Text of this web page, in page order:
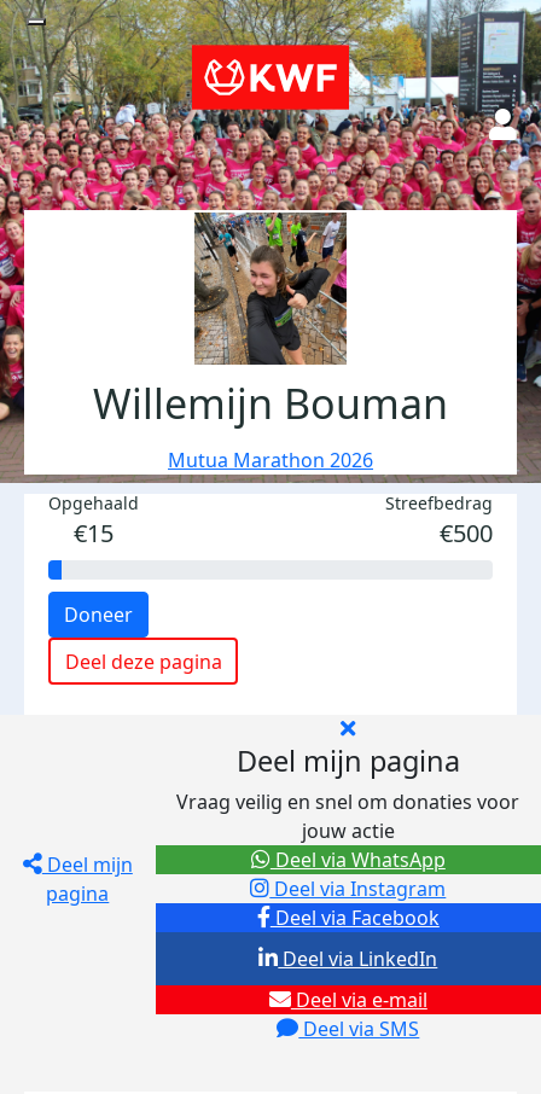
Willemijn Bouman
Mutua Marathon 2026
Opgehaald
€15
Streefbedrag
€500
Doneer
Deel deze pagina
Deel mijn
pagina
Deel mijn pagina
Vraag veilig en snel om donaties voor
jouw actie
Deel via Facebook
Deel via Instagram
Deel via e-mail
Deel via SMS
Deel via LinkedIn
Deel via WhatsApp